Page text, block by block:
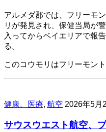
アルメダ郡では、フリーモ
リが発見され、保健当局が
入ってからベイエリアで報
る。
このコウモリはフリーモン
健康、医療, 航空 2026年5月
サウスウエスト航空、